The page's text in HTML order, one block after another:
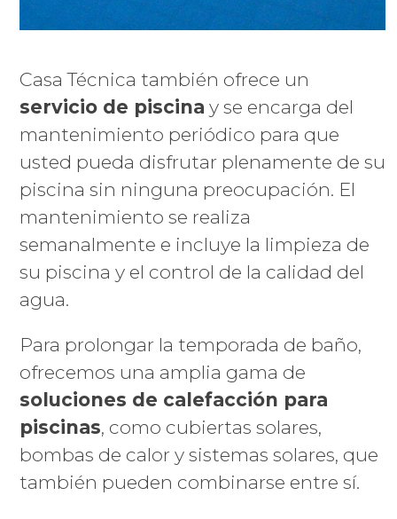
Casa Técnica también ofrece un
servicio de piscina y se encarga del
mantenimiento periódico para que
usted pueda disfrutar plenamente de su
piscina sin ninguna preocupación. El
mantenimiento se realiza
semanalmente e incluye la limpieza de
su piscina y el control de la calidad del
agua.
Para prolongar la temporada de baño,
ofrecemos una amplia gama de
soluciones de calefacción para
piscinas, como cubiertas solares,
bombas de calor y sistemas solares, que
también pueden combinarse entre sí.